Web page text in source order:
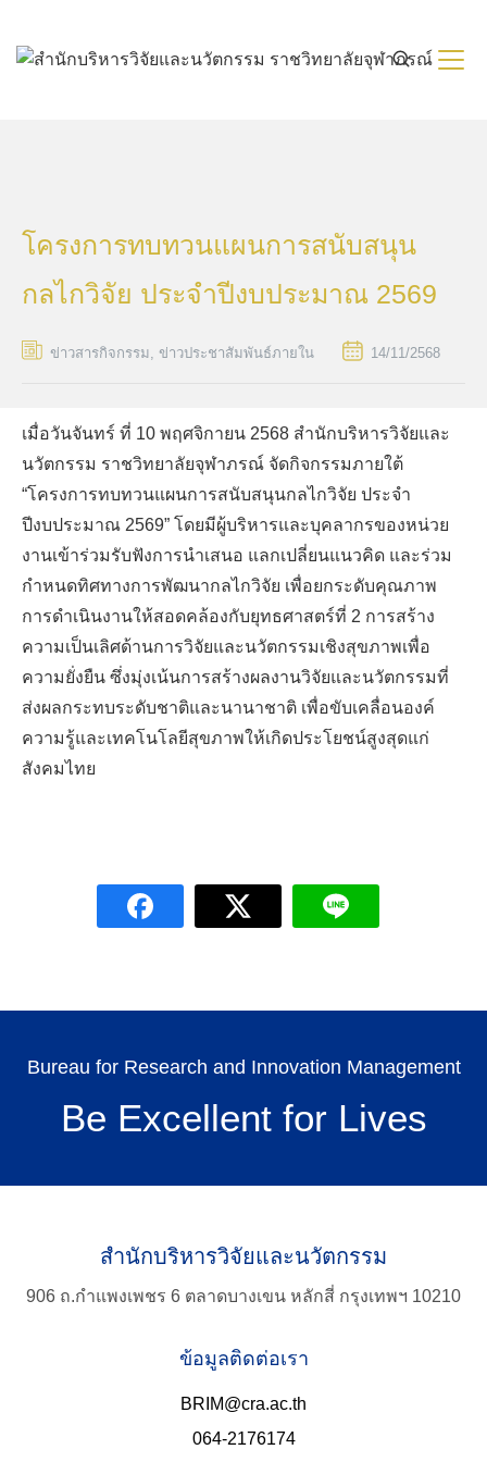
content
TH
Search
โครงการทบทวนแผนการสนับสนุน
กลไกวิจัย ประจำปีงบประมาณ 2569
ข่าวสารกิจกรรม, ข่าวประชาสัมพันธ์ภายใน 14/11/2568
เมื่อวันจันทร์ ที่ 10 พฤศจิกายน 2568 สำนักบริหารวิจัยและ
นวัตกรรม ราชวิทยาลัยจุฬาภรณ์ จัดกิจกรรมภายใต้
“โครงการทบทวนแผนการสนับสนุนกลไกวิจัย ประจำ
ปีงบประมาณ 2569” โดยมีผู้บริหารและบุคลากรของหน่วย
งานเข้าร่วมรับฟังการนำเสนอ แลกเปลี่ยนแนวคิด และร่วม
กำหนดทิศทางการพัฒนากลไกวิจัย เพื่อยกระดับคุณภาพ
การดำเนินงานให้สอดคล้องกับยุทธศาสตร์ที่ 2 การสร้าง
ความเป็นเลิศด้านการวิจัยและนวัตกรรมเชิงสุขภาพเพื่อ
ความยั่งยืน ซึ่งมุ่งเน้นการสร้างผลงานวิจัยและนวัตกรรมที่
ส่งผลกระทบระดับชาติและนานาชาติ เพื่อขับเคลื่อนองค์
ความรู้และเทคโนโลยีสุขภาพให้เกิดประโยชน์สูงสุดแก่
สังคมไทย
Bureau for Research and Innovation Management
Be Excellent for Lives
สำนักบริหารวิจัยและนวัตกรรม
906 ถ.กำแพงเพชร 6 ตลาดบางเขน หลักสี่ กรุงเทพฯ 10210
ข้อมูลติดต่อเรา
BRIM@cra.ac.th
064-2176174